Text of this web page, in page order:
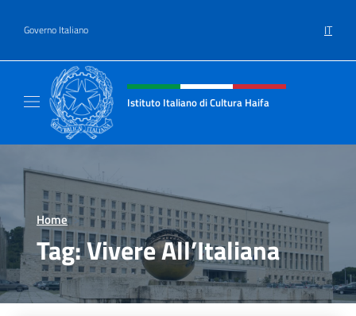
Governo Italiano IT
Intestazione sito, social e menù
Istituto Italiano di Cultura Haifa
Home >
Tag:Vivere All’Italiana